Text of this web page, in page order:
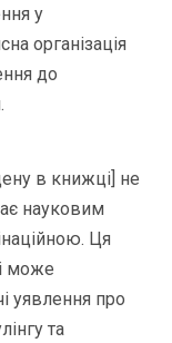
у
організація
до
в книжці] не
науковим
Ця
може
уявлення про
та